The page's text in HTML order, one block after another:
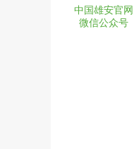
中国雄安官网
微信公众号